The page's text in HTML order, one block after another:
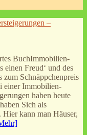
–
BuchImmobilien-
einen Freud‘ und des
zum Schnäppchenpreis
einer Immobilien-
haben heute
Sich als
kann man Häuser,